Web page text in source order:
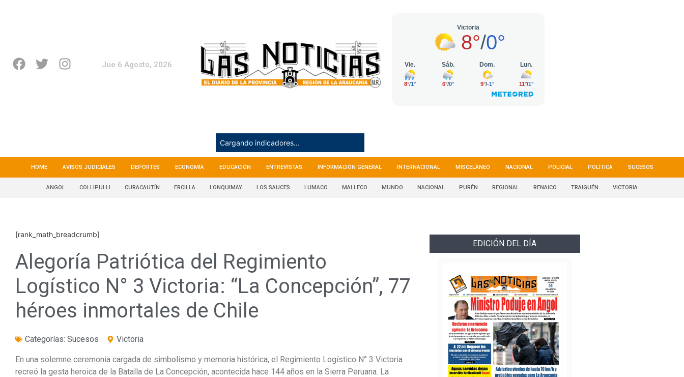
Jue 6 Agosto, 2026
Cargando indicadores...
HOME AVISOS JUDICIALES DEPORTES ECONOMÍA EDUCACIÓN ENTREVISTAS INFORMACIÓN GENERAL INTERNACIONAL MISCELÁNEO NACIONAL POLICIAL POLÍTICA SUCESOS
ANGOL COLLIPULLI CURACAUTÍN ERCILLA LONQUIMAY LOS SAUCES LUMACO MALLECO MUNDO NACIONAL PURÉN REGIONAL RENAICO TRAIGUÉN VICTORIA
[rank_math_breadcrumb]
Alegoría Patriótica del Regimiento
Logístico N° 3 Victoria: “La Concepción”, 77
héroes inmortales de Chile
Categorías: Sucesos Victoria
En una solemne ceremonia cargada de simbolismo y memoria histórica, el Regimiento Logístico N° 3 Victoria
recreó la gesta heroica de la Batalla de La Concepción, acontecida hace 144 años en la Sierra Peruana. La
EDICIÓN DEL DÍA